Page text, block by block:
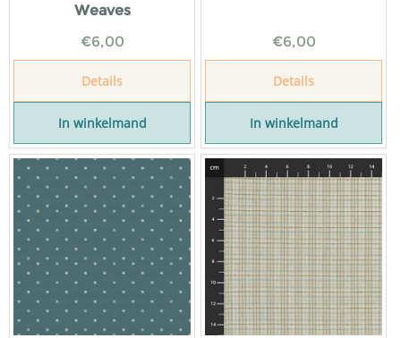
Weaves
€6,00
Details
In winkelmand
€6,00
Details
In winkelmand